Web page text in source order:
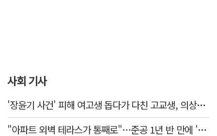
사회 기사
'장윤기 사건' 피해 여고생 돕다가 다친 고교생, 의상자 인정
"아파트 외벽 테라스가 통째로"…준공 1년 반 만에 '아찔 사고'